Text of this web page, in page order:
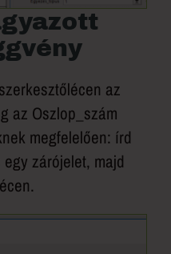
az
az Oszlop_szám
megfelelően: írd
zárójelet, majd